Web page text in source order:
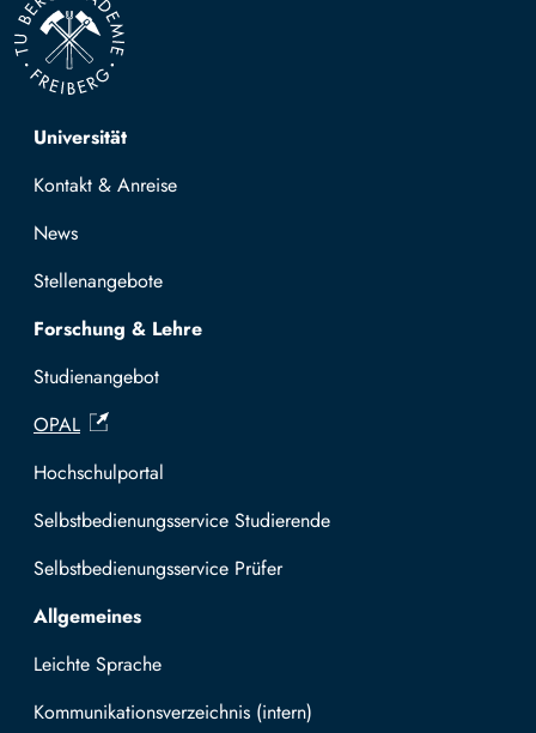
Top navigation
Universität
Kontakt & Anreise
News
Stellenangebote
Forschung & Lehre
Studienangebot
OPAL
Hochschulportal
Selbstbedienungsservice Studierende
Selbstbedienungsservice Prüfer
Allgemeines
Leichte Sprache
Kommunikationsverzeichnis (intern)